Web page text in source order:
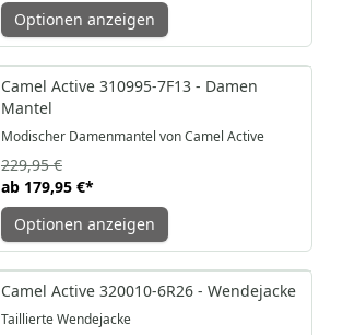
Optionen anzeigen
-22%
Camel Active 310995-7F13 - Damen
Mantel
Modischer Damenmantel von Camel Active
ab 179,95 €*
229,95 €
Optionen anzeigen
-58%
Camel Active 320010-6R26 - Wendejacke
Taillierte Wendejacke